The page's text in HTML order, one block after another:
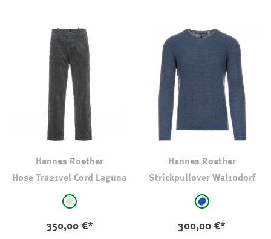
Hannes Roether
Hose Tra21vel Cord Laguna
auswählen
hellgrün
350,00 €*
Hannes Roether
Strickpullover Wal10dorf
auswählen
mittelblau
300,00 €*